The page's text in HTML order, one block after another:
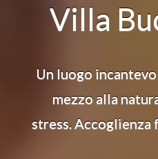
Villa
Un luogo
mezzo alla
stress. Accoglienza